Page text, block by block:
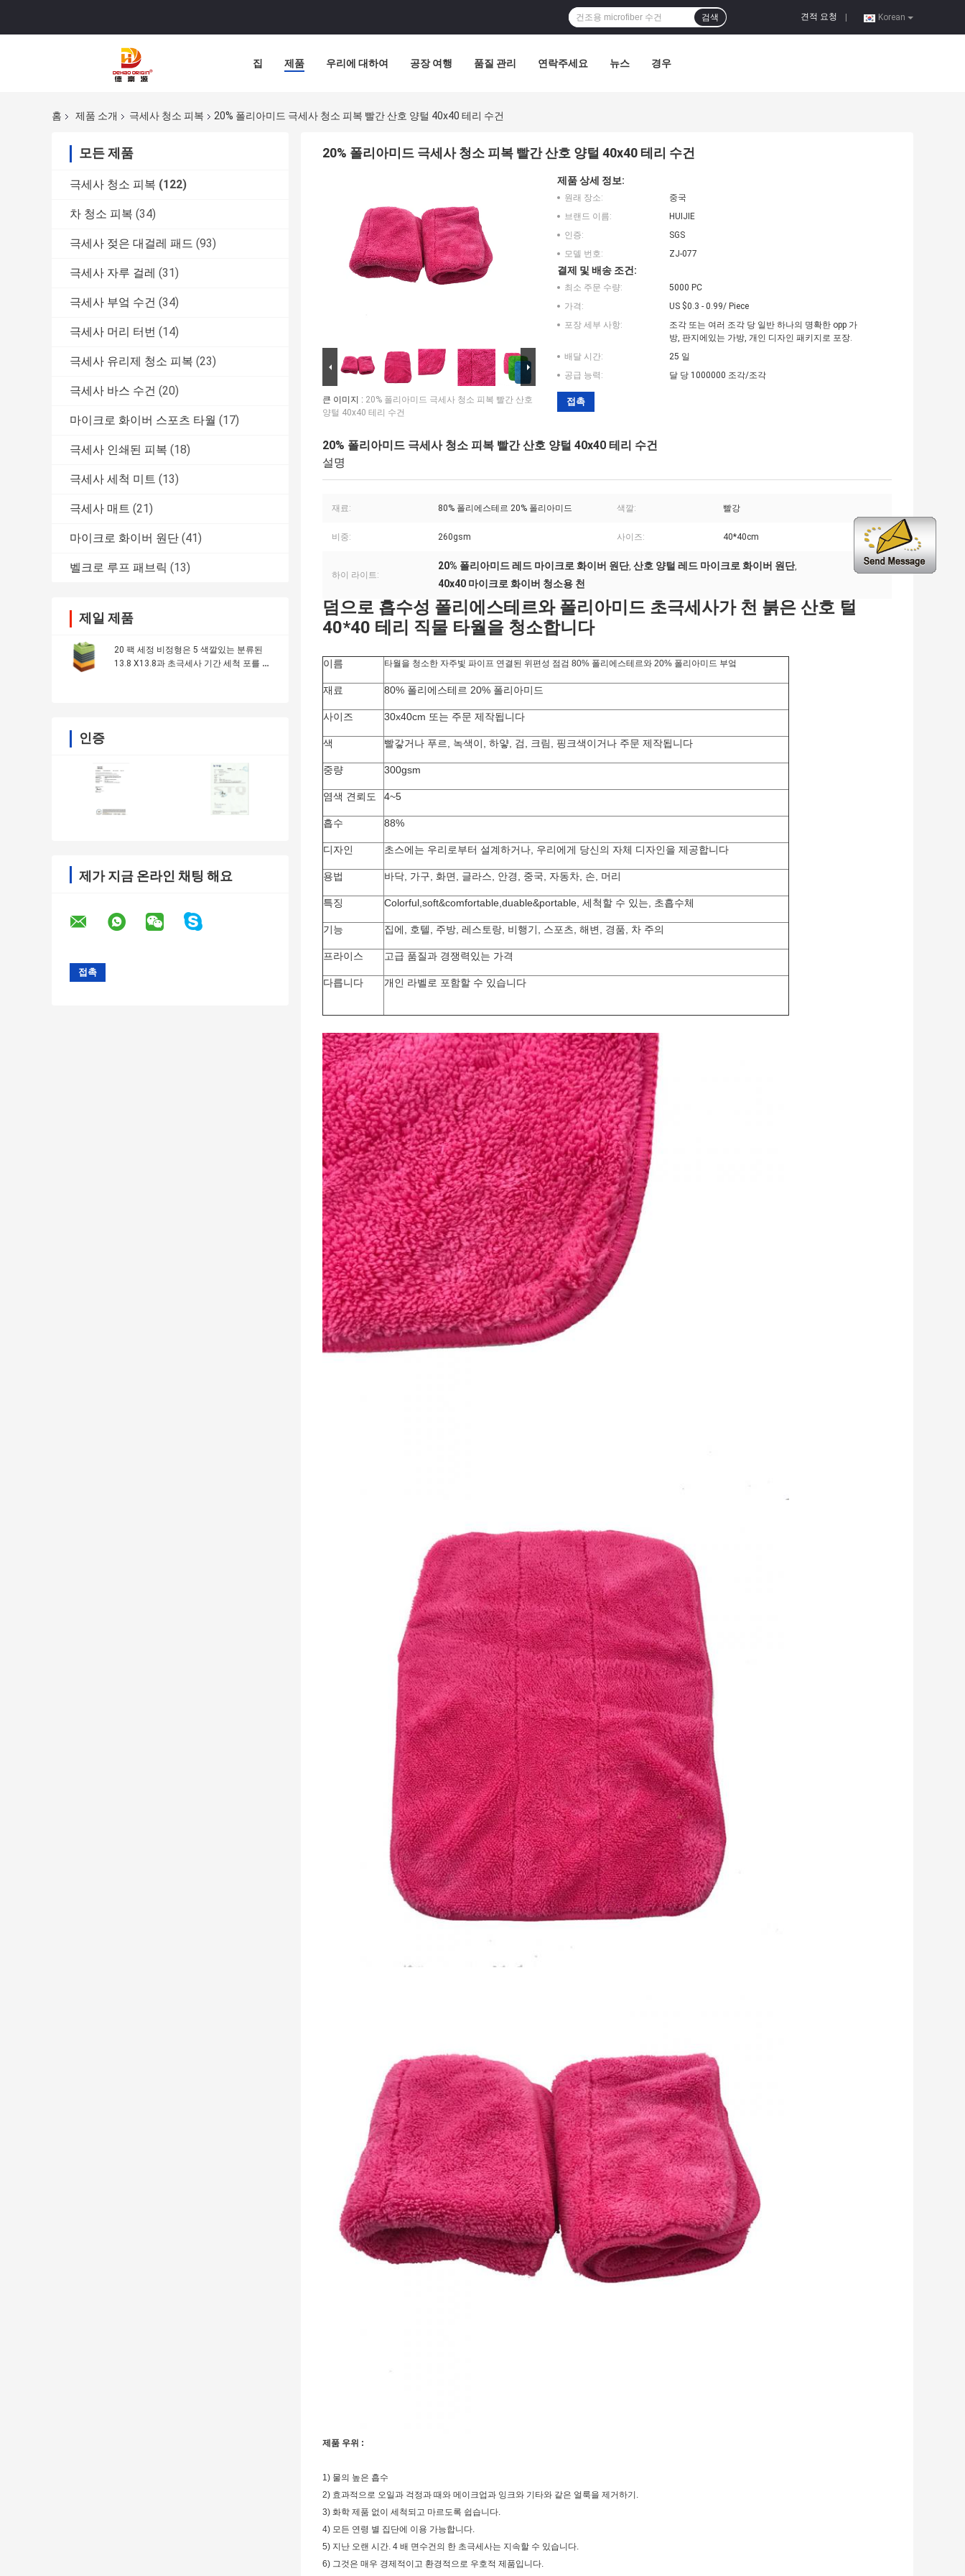
Korean
견적 요청
검색
집 제품 우리에 대하여 공장 여행 품질 관리 연락주세요 뉴스 경우
홈 제품 소개 극세사 청소 피복 20% 폴리아미드 극세사 청소 피복 빨간 산호 양털 40x40 테리 수건
모든 제품
극세사 청소 피복 (122)
차 청소 피복 (34)
극세사 젖은 대걸레 패드 (93)
극세사 자루 걸레 (31)
극세사 부엌 수건 (34)
극세사 머리 터번 (14)
극세사 유리제 청소 피복 (23)
극세사 바스 수건 (20)
마이크로 화이버 스포츠 타월 (17)
극세사 인쇄된 피복 (18)
극세사 세척 미트 (13)
극세사 매트 (21)
마이크로 화이버 원단 (41)
벨크로 루프 패브릭 (13)
제일 제품
20 팩 세정 비정형은 5 색깔있는 분류된
13.8 X13.8과 초극세사 기간 세척 포를 맞
인증
제가 지금 온라인 채팅 해요
20% 폴리아미드 극세사 청소 피복 빨간 산호 양털 40x40 테리 수건
큰 이미지 : 20% 폴리아미드 극세사 청소 피복 빨간 산호
양털 40x40 테리 수건
제품 상세 정보:
원래 장소:
중국
브랜드 이름:
HUIJIE
인증:
SGS
모델 번호:
ZJ-077
결제 및 배송 조건:
최소 주문 수량:
5000 PC
가격:
US $0.3 - 0.99/ Piece
포장 세부 사항:
조각 또는 여러 조각 당 일반 하나의 명확한 opp 가
방, 판지에있는 가방, 개인 디자인 패키지로 포장.
배달 시간:
25 일
공급 능력:
달 당 1000000 조각/조각
접촉
20% 폴리아미드 극세사 청소 피복 빨간 산호 양털 40x40 테리 수건
설명
재료: 80% 폴리에스테르 20% 폴리아미드 색깔: 빨강
비중: 260gsm 사이즈: 40*40cm
하이 라이트:
20% 폴리아미드 레드 마이크로 화이버 원단, 산호 양털 레드 마이크로 화이버 원단,
40x40 마이크로 화이버 청소용 천
덤으로 흡수성 폴리에스테르와 폴리아미드 초극세사가 천 붉은 산호 털
40*40 테리 직물 타월을 청소합니다
이름 타월을 청소한 자주빛 파이프 연결된 위편성 점검 80% 폴리에스테르와 20% 폴리아미드 부엌
재료 80% 폴리에스테르 20% 폴리아미드
사이즈 30x40cm 또는 주문 제작됩니다
색 빨갛거나 푸르, 녹색이, 하얗, 검, 크림, 핑크색이거나 주문 제작됩니다
중량 300gsm
염색 견뢰도 4~5
흡수 88%
디자인 초스에는 우리로부터 설계하거나, 우리에게 당신의 자체 디자인을 제공합니다
용법 바닥, 가구, 화면, 글라스, 안경, 중국, 자동차, 손, 머리
특징 Colorful,soft&comfortable,duable&portable, 세척할 수 있는, 초흡수체
기능 집에, 호텔, 주방, 레스토랑, 비행기, 스포츠, 해변, 경품, 차 주의
프라이스 고급 품질과 경쟁력있는 가격
다릅니다 개인 라벨로 포함할 수 있습니다
제품 우위 :
1) 물의 높은 흡수
2) 효과적으로 오일과 걱정과 때와 메이크업과 잉크와 기타와 같은 얼룩을 제거하기.
3) 화학 제품 없이 세척되고 마르도록 쉽습니다.
4) 모든 연령 별 집단에 이용 가능합니다.
5) 지난 오랜 시간. 4 배 면수건의 한 초극세사는 지속할 수 있습니다.
6) 그것은 매우 경제적이고 환경적으로 우호적 제품입니다.